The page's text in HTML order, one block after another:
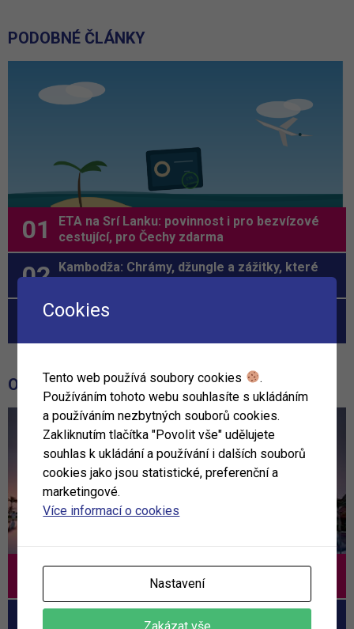
PODOBNÉ ČLÁNKY
ETA na Srí Lanku: povinnost i pro bezvízové
cestující, pro Čechy zdarma
Kambodža: Chrámy, džungle a zážitky, které
Náš mexický poznávací a pobytový zájezd
OBLÍBENÉ HOTELY
Constance Ephelia
Cookies
Tento web používá soubory cookies
.
Používáním tohoto webu souhlasíte s ukládáním
a používáním nezbytných souborů cookies.
Zakliknutím tlačítka "Povolit vše" udělujete
souhlas k ukládání a používání i dalších souborů
cookies jako jsou statistické, preferenční a
marketingové.
Více informací o cookies
Nastavení
Zakázat vše